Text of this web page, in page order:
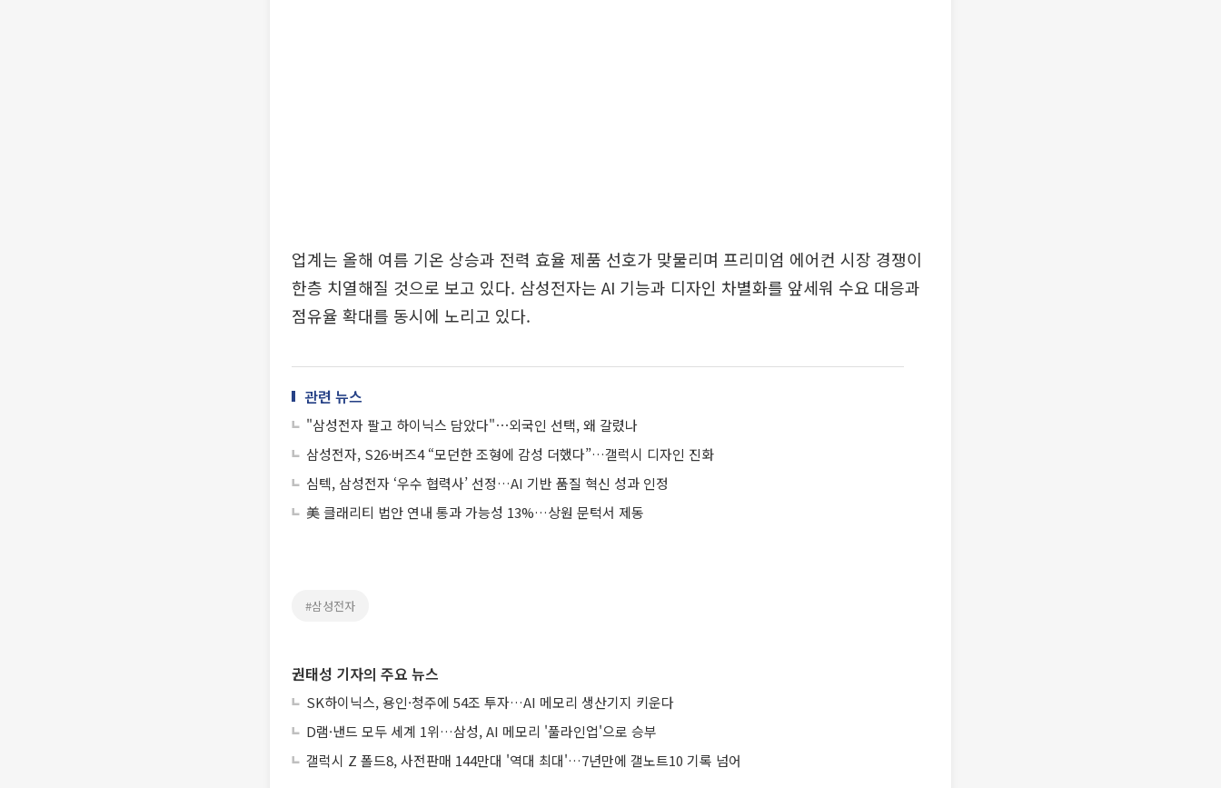
업계는 올해 여름 기온 상승과 전력 효율 제품 선호가 맞물리며 프리미엄 에어컨 시장 경쟁이
한층 치열해질 것으로 보고 있다. 삼성전자는 AI 기능과 디자인 차별화를 앞세워 수요 대응과
점유율 확대를 동시에 노리고 있다.
관련 뉴스
"삼성전자 팔고 하이닉스 담았다"⋯외국인 선택, 왜 갈렸나
삼성전자, S26·버즈4 “모던한 조형에 감성 더했다”…갤럭시 디자인 진화
심텍, 삼성전자 ‘우수 협력사’ 선정…AI 기반 품질 혁신 성과 인정
美 클래리티 법안 연내 통과 가능성 13%…상원 문턱서 제동
#삼성전자
권태성 기자의 주요 뉴스
SK하이닉스, 용인·청주에 54조 투자…AI 메모리 생산기지 키운다
D램·낸드 모두 세계 1위…삼성, AI 메모리 '풀라인업'으로 승부
갤럭시 Z 폴드8, 사전판매 144만대 '역대 최대'…7년만에 갤노트10 기록 넘어